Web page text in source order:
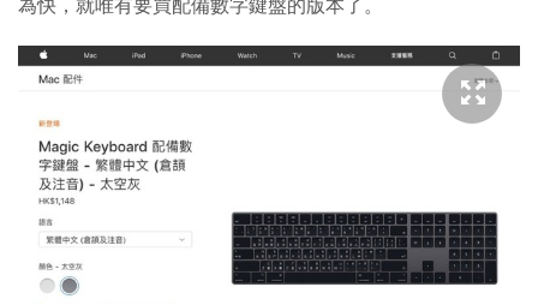
為快，就唯有要買配備數字鍵盤的版本了。